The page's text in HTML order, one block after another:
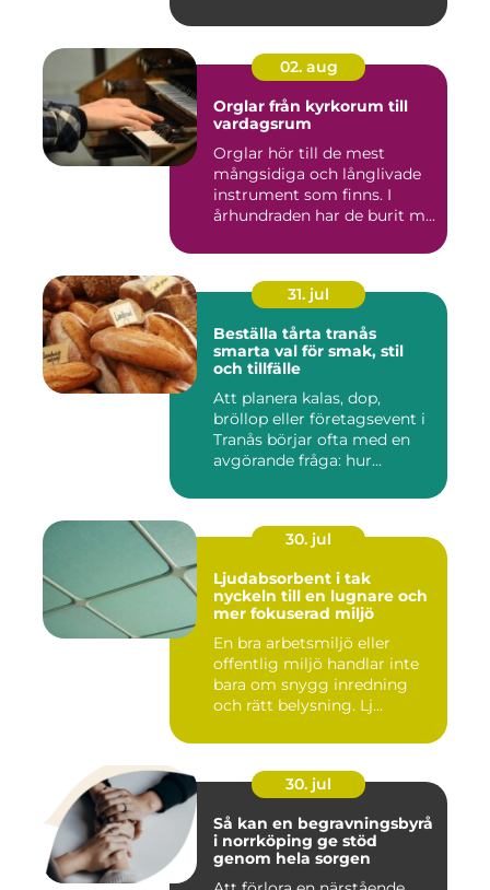
02. aug
Orglar från kyrkorum till
vardagsrum
Orglar hör till de mest
mångsidiga och långlivade
instrument som finns. I
århundraden har de burit m...
31. jul
Beställa tårta tranås
smarta val för smak, stil
och tillfälle
Att planera kalas, dop,
bröllop eller företagsevent i
Tranås börjar ofta med en
avgörande fråga: hur...
30. jul
Ljudabsorbent i tak
nyckeln till en lugnare och
mer fokuserad miljö
En bra arbetsmiljö eller
offentlig miljö handlar inte
bara om snygg inredning
och rätt belysning. Lj...
30. jul
Så kan en begravningsbyrå
i norrköping ge stöd
genom hela sorgen